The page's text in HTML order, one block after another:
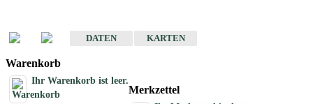
DATEN
KARTEN
Warenkorb
Ihr Warenkorb ist leer.
Merkzettel